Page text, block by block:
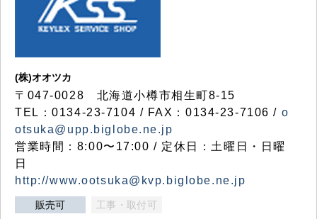
(株)オオツカ
〒047-0028 北海道小樽市相生町8-15
TEL：0134-23-7104 / FAX：0134-23-7106 / o
otsuka@upp.biglobe.ne.jp
営業時間：8:00〜17:00 / 定休日：土曜日・日曜
日
http://www.ootsuka@kvp.biglobe.ne.jp
販売可 工事・取付可